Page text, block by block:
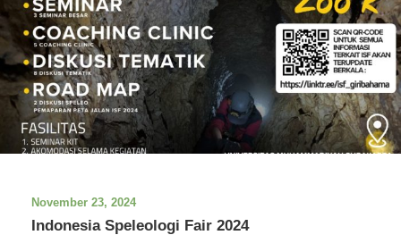
November 23, 2024
Indonesia Speleologi Fair 2024